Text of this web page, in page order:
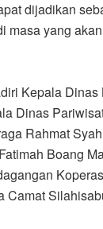
dijadikan
masa yang
Kepala Dinas
Dinas
Rahmat
Boang
Camat